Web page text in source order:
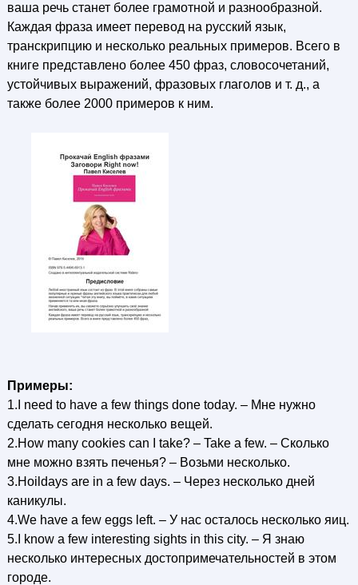
ваша речь станет более грамотной и разнообразной.
Каждая фраза имеет перевод на русский язык,
транскрипцию и несколько реальных примеров. Всего в
книге представлено более 450 фраз, словосочетаний,
устойчивых выражений, фразовых глаголов и т. д., а
также более 2000 примеров к ним.
Примеры:
1.I need to have a few things done today. – Мне нужно
сделать сегодня несколько вещей.
2.How many cookies can I take? – Take a few. – Сколько
мне можно взять печенья? – Возьми несколько.
3.Hoildays are in a few days. – Через несколько дней
каникулы.
4.We have a few eggs left. – У нас осталось несколько яиц.
5.I know a few interesting sights in this city. – Я знаю
несколько интересных достопримечательностей в этом
городе.